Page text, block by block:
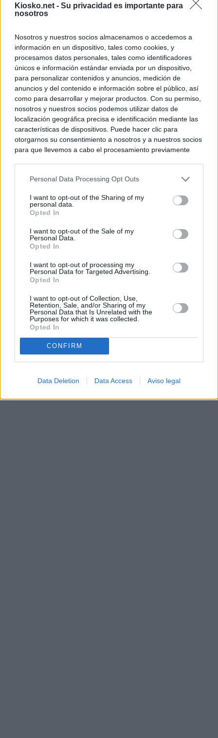
Kiosko.net - Su privacidad es importante para
nosotros
Nosotros y nuestros socios almacenamos o accedemos a
información en un dispositivo, tales como cookies, y
procesamos datos personales, tales como identificadores
únicos e información estándar enviada por un dispositivo,
para personalizar contenidos y anuncios, medición de
anuncios y del contenido e información sobre el público, así
como para desarrollar y mejorar productos. Con su permiso,
nosotros y nuestros socios podemos utilizar datos de
localización geográfica precisa e identificación mediante las
características de dispositivos. Puede hacer clic para
otorgarnos su consentimiento a nosotros y a nuestros socios
para que llevemos a cabo el procesamiento previamente
negar su consentimiento. Tenga en cuenta que algún
de su consentimiento, pero usted tiene el derecho de
rechazar tal procesamiento. Sus preferencias se aplicarán
cualquier momento entrando de nuevo en este sitio web o
visitando nuestra política de privacidad.
Personal Data Processing Opt Outs
I want to opt-out of the Sharing of my
personal data.
Opted In
I want to opt-out of the Sale of my
Personal Data.
Opted In
I want to opt-out of processing my
Personal Data for Targeted Advertising.
Opted In
I want to opt-out of Collection, Use,
Retention, Sale, and/or Sharing of my
Personal Data that Is Unrelated with the
Purposes for which it was collected.
Opted In
CONFIRM
Data Deletion Data Access Aviso legal